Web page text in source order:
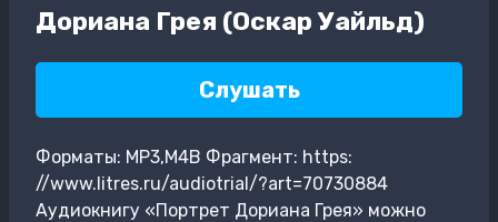
Дориана Грея (Оскар Уайльд)
Слушать
Форматы: MP3,M4B Фрагмент: https:
//www.litres.ru/audiotrial/?art=70730884
Аудиокнигу «Портрет Дориана Грея» можно